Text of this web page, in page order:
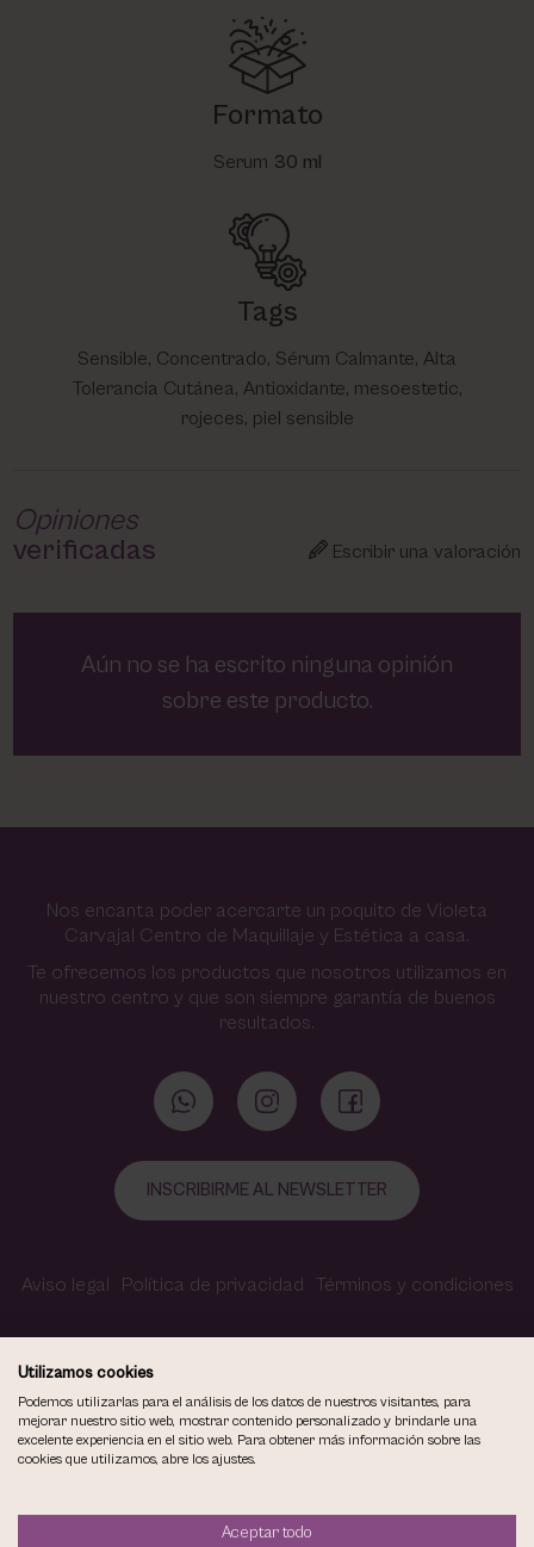
Formato
Serum 30 ml
Tags
Sensible, Concentrado, Sérum Calmante, Alta
Tolerancia Cutánea, Antioxidante, mesoestetic,
rojeces, piel sensible
Opiniones
verificadas
Escribir una valoración
Aún no se ha escrito ninguna opinión
sobre este producto.
Nos encanta poder acercarte un poquito de Violeta
Carvajal Centro de Maquillaje y Estética a casa.
Te ofrecemos los productos que nosotros utilizamos en
nuestro centro y que son siempre garantía de buenos
resultados.
INSCRIBIRME AL NEWSLETTER
Aviso legal Política de privacidad Términos y condiciones
Política de cookies Contacto Accesibilidad
COPYRIGHT © 2026
Utilizamos cookies
Podemos utilizarlas para el análisis de los datos de nuestros visitantes, para
mejorar nuestro sitio web, mostrar contenido personalizado y brindarle una
excelente experiencia en el sitio web. Para obtener más información sobre las
cookies que utilizamos, abre los ajustes.
Aceptar todo